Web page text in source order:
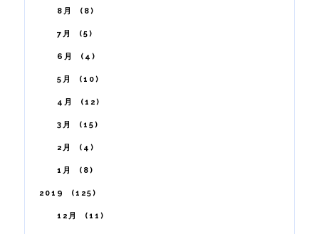
8月 8
7月 5
6月 4
5月 10
4月 12
3月 15
2月 4
1月 8
2019 125
12月 11